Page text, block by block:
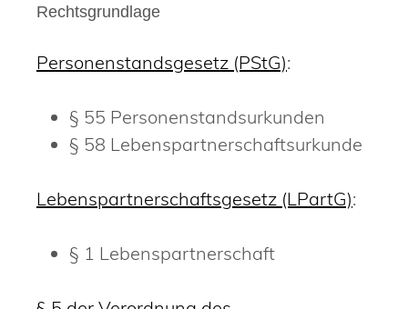
Rechtsgrundlage
Personenstandsgesetz (PStG):
§ 55 Personenstandsurkunden
§ 58 Lebenspartnerschaftsurkunde
Lebenspartnerschaftsgesetz (LPartG):
§ 1 Lebenspartnerschaft